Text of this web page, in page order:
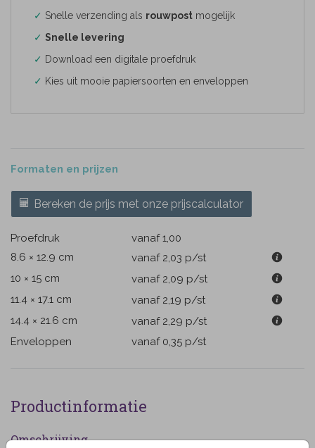
✓ Snelle verzending als rouwpost mogelijk
✓ Snelle levering
✓ Download een digitale proefdruk
✓ Kies uit mooie papiersoorten en enveloppen
Formaten en prijzen
Bereken de prijs met onze prijscalculator
Proefdruk
vanaf 1,00
8.6 × 12.9 cm
vanaf 2,03 p/st
10 × 15 cm
vanaf 2,09 p/st
11.4 × 17.1 cm
vanaf 2,19 p/st
14.4 × 21.6 cm
vanaf 2,29 p/st
Enveloppen
vanaf 0,35 p/st
Productinformatie
Omschrijving